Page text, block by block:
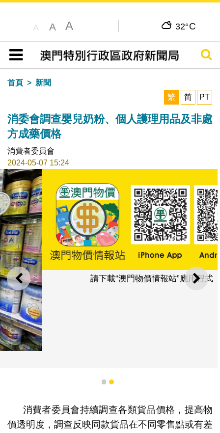
A A A 32°C
目錄
搜尋
首頁
新聞
繁
简 PT
消委會調查嬰兒奶粉、個人護理用品及非處
方成藥價格
消費者委員會
2024-05-07 15:24
上一則 下一
請下載“澳門物價情報站”應用程式
1 2
消費者委員會持續調查各類貨品價格，提高物
價透明度，調查反映同款貨品在不同零售點或有差